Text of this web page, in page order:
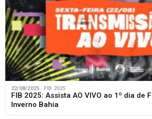
22/08/2025 · FIB 2025
FIB 2025: Assista AO VIVO ao 1º dia de
Inverno Bahia